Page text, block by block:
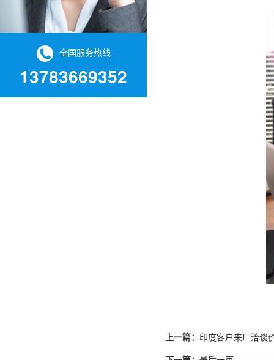
全国服务热线
13783669352
上一篇： 印度客户来厂洽谈